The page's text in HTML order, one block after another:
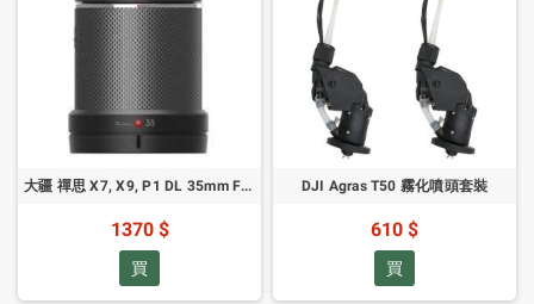
大疆 禪思 X7, X9, P1 DL 35mm F2.8 LS ASPH 鏡頭
1370 $
買
DJI Agras T50 霧化噴頭套裝
610 $
買